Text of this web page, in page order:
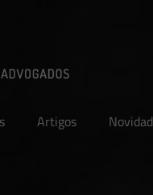
Artigos